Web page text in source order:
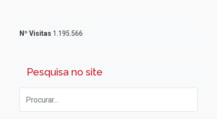
Nº Visitas 1.195.566
Pesquisa no site